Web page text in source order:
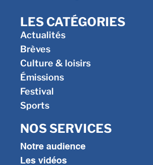
LES CATÉGORIES
Actualités
Brèves
Culture & loisirs
Émissions
Festival
Sports
NOS SERVICES
Notre audience
Les vidéos